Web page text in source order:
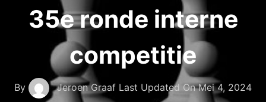
35e ronde interne
competitie
By Jeroen Graaf Last Updated OnMei 4, 2024